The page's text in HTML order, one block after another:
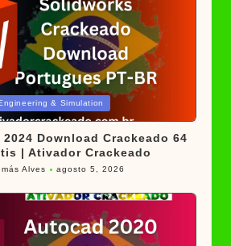
& Simulation
2024 Download Crackeado 64
| Ativador Crackeado
Alves agosto 5, 2026